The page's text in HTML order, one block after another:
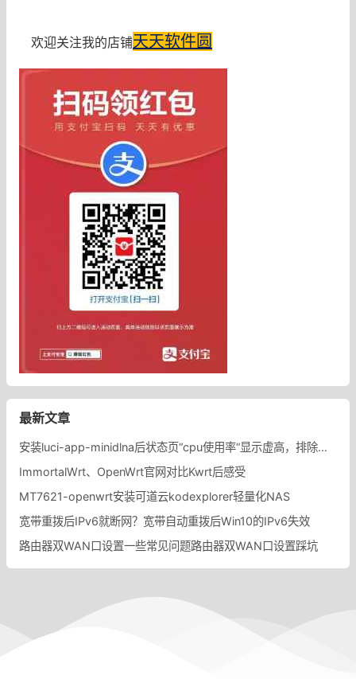
欢迎关注我的店铺天天软件圆
最新文章
安装luci-app-minidlna后状态页“cpu使用率“显示虚高，排除过程记录。
ImmortalWrt、OpenWrt官网对比Kwrt后感受
MT7621-openwrt安装可道云kodexplorer轻量化NAS
宽带重拨后IPv6就断网？宽带自动重拨后Win10的IPv6失效
路由器双WAN口设置一些常见问题路由器双WAN口设置踩坑